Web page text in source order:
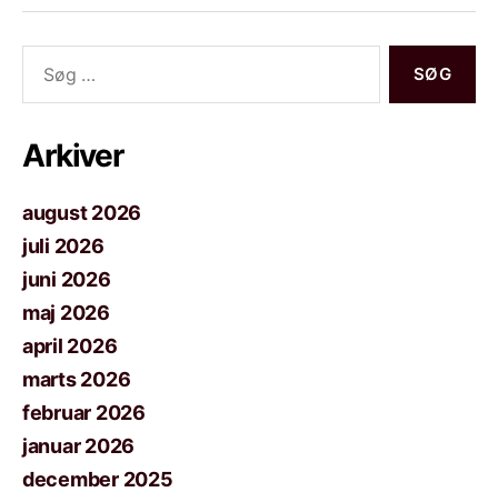
efter:
Arkiver
august 2026
juli 2026
juni 2026
maj 2026
april 2026
marts 2026
februar 2026
januar 2026
december 2025